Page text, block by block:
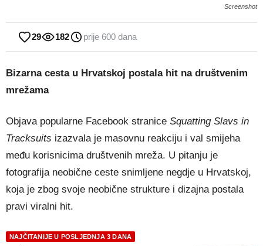
Screenshot
29 182 prije 600 dana
Bizarna cesta u Hrvatskoj postala hit na društvenim
mrežama
Objava popularne Facebook stranice Squatting Slavs in
Tracksuits izazvala je masovnu reakciju i val smijeha
među korisnicima društvenih mreža. U pitanju je
fotografija neobične ceste snimljene negdje u Hrvatskoj,
koja je zbog svoje neobične strukture i dizajna postala
pravi viralni hit.
NAJČITANIJE U POSLJEDNJA 3 DANA